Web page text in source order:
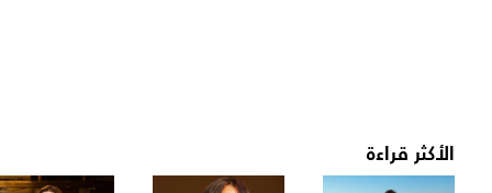
الأكثر قراءة